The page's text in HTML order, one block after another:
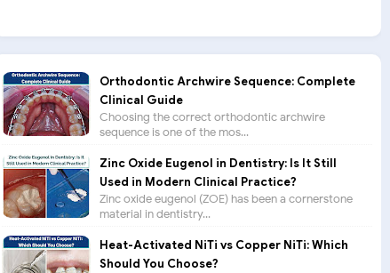
Orthodontic Archwire Sequence: Complete
Clinical Guide
Choosing the correct orthodontic archwire
sequence is one of the mos...
Zinc Oxide Eugenol in Dentistry: Is It Still
Used in Modern Clinical Practice?
Zinc oxide eugenol (ZOE) has been a cornerstone
material in dentistry...
Heat-Activated NiTi vs Copper NiTi: Which
Should You Choose?